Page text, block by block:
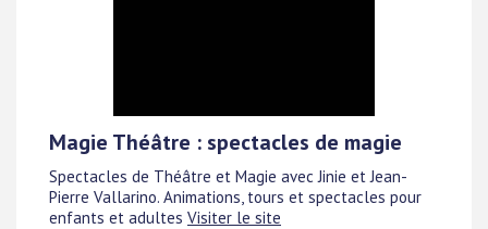
Magie Théâtre : spectacles de magie
Spectacles de Théâtre et Magie avec Jinie et Jean-
Pierre Vallarino. Animations, tours et spectacles pour
enfants et adultes Visiter le site